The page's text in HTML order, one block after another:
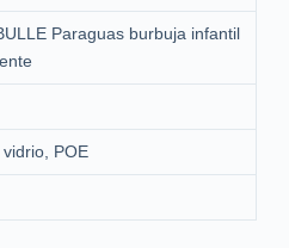
Paraguas burbuja infantil
POE